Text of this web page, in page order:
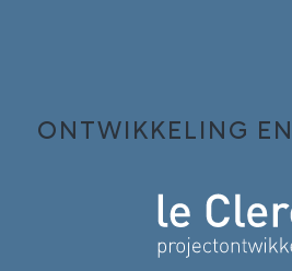
ONTWIKKELING